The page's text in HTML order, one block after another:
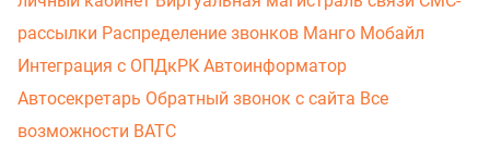
рассылки Распределение звонков Манго Мобайл
Интеграция с ОПДкРК Автоинформатор
Автосекретарь Обратный звонок с сайта Все
возможности ВАТС